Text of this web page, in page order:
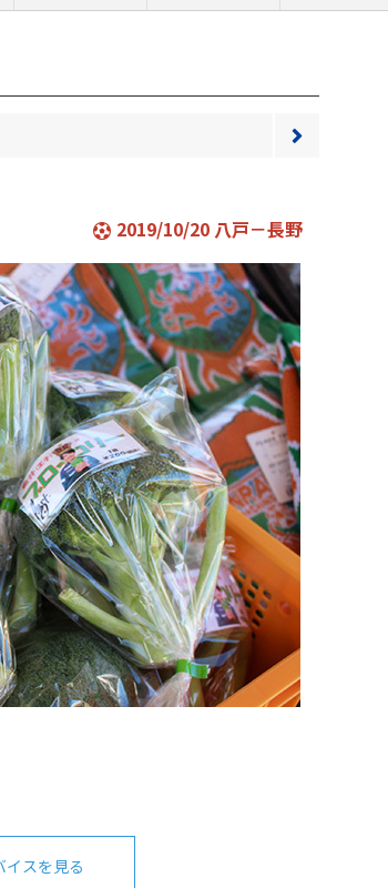
2019/10/20 八戸－長野
イスを見る